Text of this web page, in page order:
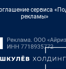
сервиса
рекламы»